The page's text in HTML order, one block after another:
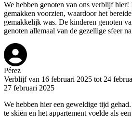
We hebben genoten van ons verblijf
gemakken voorzien, waardoor het
gemakkelijk was. De kinderen genoten
genoten allemaal van de gezellige sfeer
Pérez
Verblijf van 16 februari 2025 tot 24
27 februari 2025
We hebben hier een geweldige tijd
te skiën en het appartement voelde als